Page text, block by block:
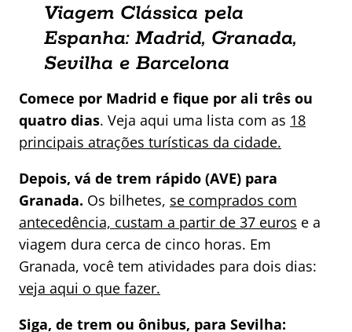
Viagem Clássica pela
Espanha: Madrid, Granada,
Sevilha e Barcelona
Comece por Madrid e fique por ali três ou
quatro dias. Veja aqui uma lista com as 18
principais atrações turísticas da cidade.
Depois, vá de trem rápido (AVE) para
Granada. Os bilhetes, se comprados com
antecedência, custam a partir de 37 euros e a
viagem dura cerca de cinco horas. Em
Granada, você tem atividades para dois dias:
veja aqui o que fazer.
Siga, de trem ou ônibus, para Sevilha: